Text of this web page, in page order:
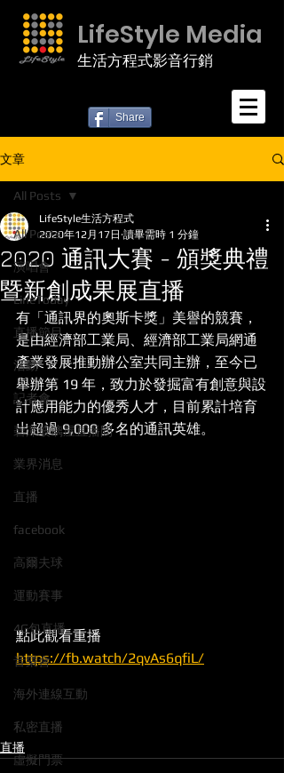
LifeStyle Media
生活方程式影音行銷
Share
文章
All Posts
演唱會
LineToday
直播節目
活動
記者會
碧潭玻璃屋直播間
業界消息
直播
facebook
高爾夫球
運動賽事
4G包直播
音樂會
海外連線互動
私密直播
虛擬門票
All Posts
2020 通訊大賽 - 頒獎典禮
暨新創成果展直播
LifeStyle生活方程式
2020年12月17日 讀畢需時 1 分鐘
有「通訊界的奧斯卡獎」美譽的競賽，
是由經濟部工業局、經濟部工業局網通
產業發展推動辦公室共同主辦，至今已
舉辦第 19 年，致力於發掘富有創意與設
計應用能力的優秀人才，目前累計培育
出超過 9,000 多名的通訊英雄。
點此觀看重播
https://fb.watch/2qvAs6qfiL/
直播